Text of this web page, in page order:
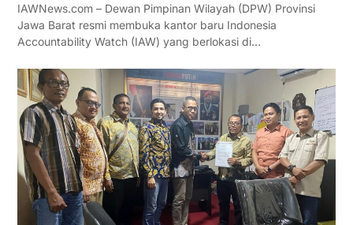
IAWNews.com – Dewan Pimpinan Wilayah (DPW) Provinsi
Jawa Barat resmi membuka kantor baru Indonesia
Accountability Watch (IAW) yang berlokasi di…